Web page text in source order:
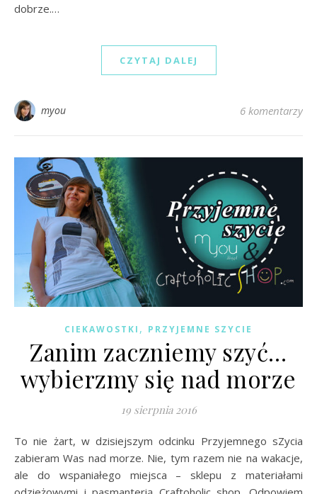
dobrze.…
CZYTAJ DALEJ
myou 6 komentarzy
CIEKAWOSTKI , PRZYJEMNE SZYCIE
Zanim zaczniemy szyć…
wybierzmy się nad morze
19 sierpnia 2016
To nie żart, w dzisiejszym odcinku Przyjemnego sZycia
zabieram Was nad morze. Nie, tym razem nie na wakacje,
ale do wspaniałego miejsca – sklepu z materiałami